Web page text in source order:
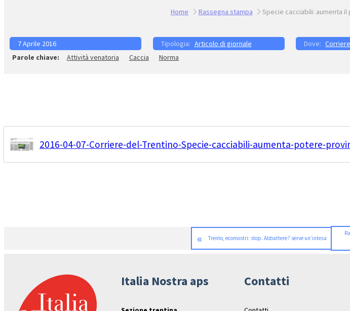
Home Rassegna stampa Specie cacciabili: aumenta
7 Aprile 2016 Articolo di giornale
Attività venatoria
Caccia Norma
2016-04-07-Corriere-del-Trentino-Specie-cacciabili-aumenta-potere-
« Trento, ecomostri: stop. Abbattere? serve un’intesa
Italia Nostra aps Contatti